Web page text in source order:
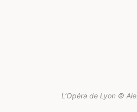
L’Opéra de Lyon ©